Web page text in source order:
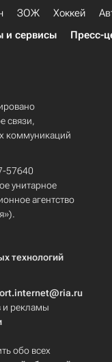
ЗОЖ Хоккей
и сервисы Пресс-
связи,
коммуникаций
57640
унитарное
агентство
технологий
и рекламы
обо всех